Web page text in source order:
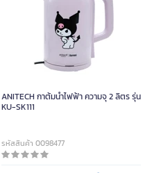
ANITECH กาต้มน้ำไฟฟ้า ความจุ 2 ลิตร รุ่น
KU-SK111
รหัสสินค้า 0098477